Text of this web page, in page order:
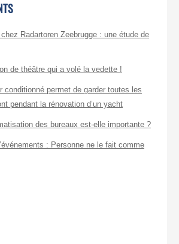
Radartoren Zeebrugge : une étude de
de théâtre qui a volé la vedette !
conditionné permet de garder toutes les
pendant la rénovation d’un yacht
des bureaux est-elle importante ?
: Personne ne le fait comme